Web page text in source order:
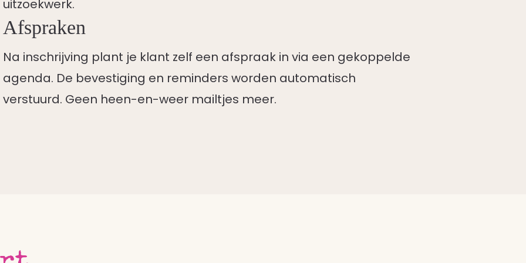
uitzoekwerk.
Afspraken
Na inschrijving plant je klant zelf een afspraak in via een gekoppelde
agenda. De bevestiging en reminders worden automatisch
verstuurd. Geen heen-en-weer mailtjes meer.